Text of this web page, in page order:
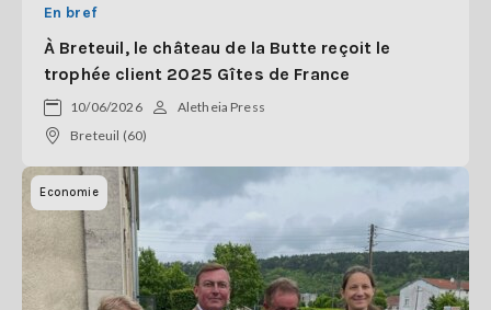
En bref
À Breteuil, le château de la Butte reçoit le
trophée client 2025 Gîtes de France
10/06/2026
Aletheia Press
Breteuil (60)
Economie